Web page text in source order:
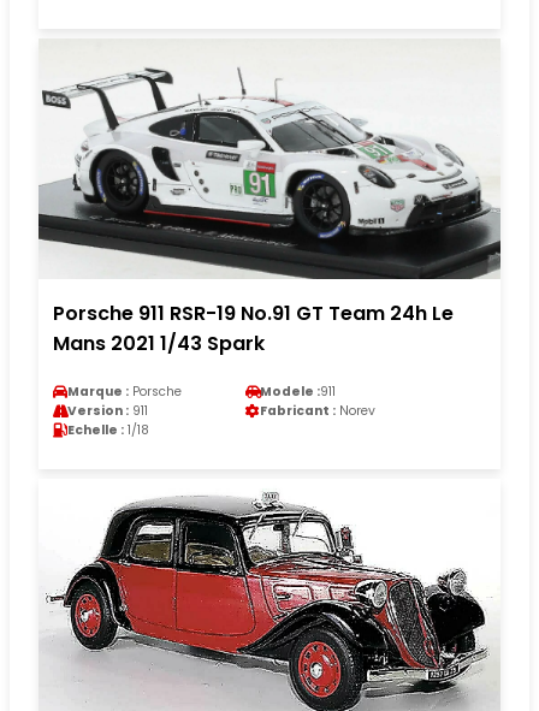
Porsche 911 RSR-19 No.91 GT Team 24h Le
Mans 2021 1/43 Spark
Marque : Porsche Modele :911
Version : 911 Fabricant : Norev
Echelle : 1/18